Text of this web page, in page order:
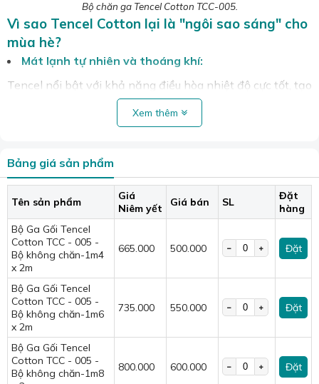
Bộ chăn ga Tencel Cotton TCC-005.
Vì sao Tencel Cotton lại là "ngôi sao sáng" cho
mùa hè?
Mát lạnh tự nhiên và thoáng khí:
Tencel nổi bật với khả năng điều hòa nhiệt độ cực tốt, tạo
cảm giác mát lạnh ngay khi chạm vào. Cấu trúc sợi rỗng
giúp không khí lưu thông tối ưu, đẩy hơi nóng ra ngoài,
>> Xem toàn bộ tại đây:
Kết hợp với sự thoáng khí của Cotton, sản phẩm giúp bạn
luôn khô thoáng, tạm biệt cảm giác bết dính.
Xem thêm
Bảng giá sản phẩm
Tên sản phẩm
Giá
Niêm yết
Giá bán SL
Đặt
hàng
Bộ Ga Gối Tencel
Cotton TCC - 005 -
Bộ không chăn-1m4
x 2m
665.000 500.000 Đặt
Bộ Ga Gối Tencel
Cotton TCC - 005 -
Bộ không chăn-1m6
x 2m
735.000 550.000 Đặt
Bộ Ga Gối Tencel
Cotton TCC - 005 -
Bộ không chăn-1m8
800.000 600.000 Đặt